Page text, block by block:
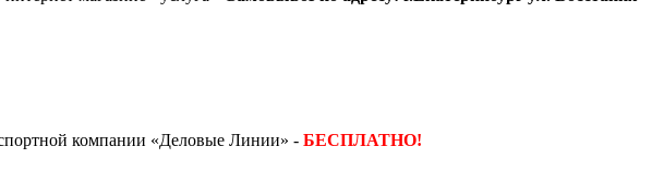
компании «Деловые Линии» - БЕСПЛАТНО!